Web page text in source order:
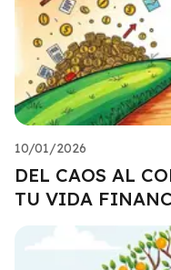
10/01/2026
DEL CAOS AL
TU VIDA